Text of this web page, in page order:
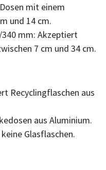
mit einem
und 14 cm.
mm: Akzeptiert
7 cm und 34 cm.
Recyclingflaschen aus
aus Aluminium.
Glasflaschen.